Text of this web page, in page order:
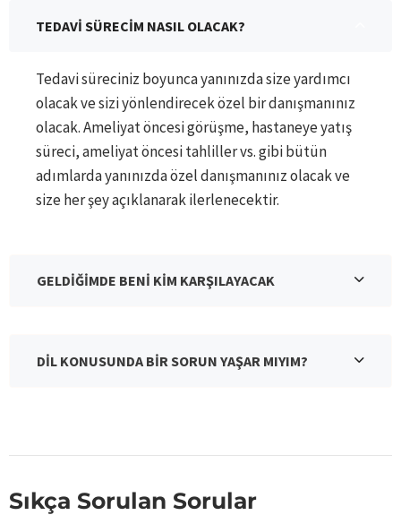
TEDAVİ SÜRECİM NASIL OLACAK?
Tedavi süreciniz boyunca yanınızda size yardımcı
olacak ve sizi yönlendirecek özel bir danışmanınız
olacak. Ameliyat öncesi görüşme, hastaneye yatış
süreci, ameliyat öncesi tahliller vs. gibi bütün
adımlarda yanınızda özel danışmanınız olacak ve
size her şey açıklanarak ilerlenecektir.
GELDİĞİMDE BENİ KİM KARŞILAYACAK
DİL KONUSUNDA BİR SORUN YAŞAR MIYIM?
Sıkça Sorulan Sorular